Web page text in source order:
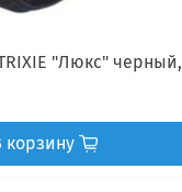
"Люкс" черный,
корзину